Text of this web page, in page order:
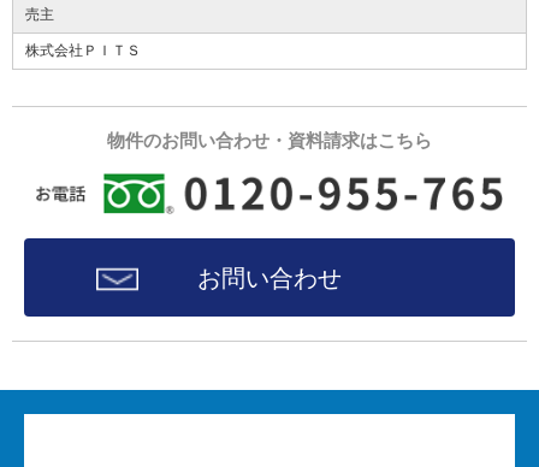
売主
株式会社ＰＩＴＳ
物件のお問い合わせ・資料請求はこちら
お問い合わせ